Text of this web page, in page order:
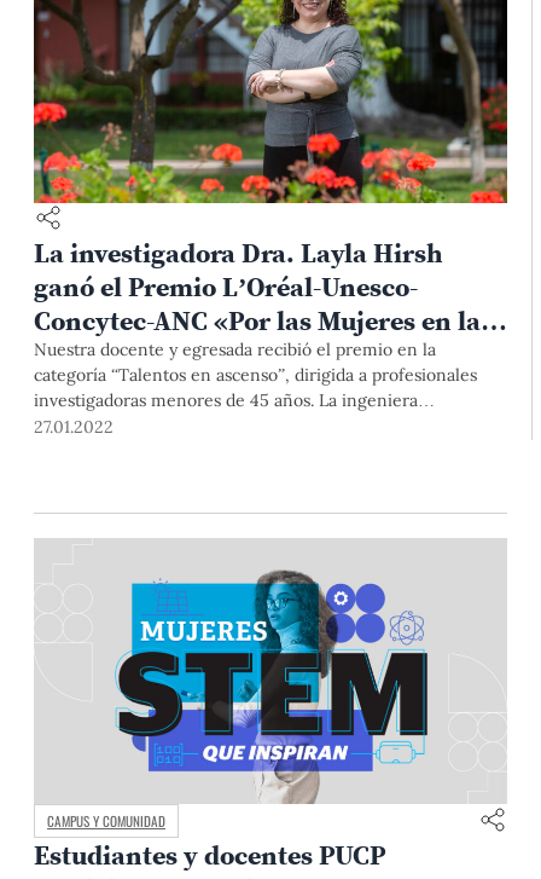
La investigadora Dra. Layla Hirsh
ganó el Premio L’Oréal-Unesco-
Concytec-ANC «Por las Mujeres en la
Ciencia»
Nuestra docente y egresada recibió el premio en la
categoría “Talentos en ascenso”, dirigida a profesionales
investigadoras menores de 45 años. La ingeniera
informática recibió un incentivo económico que apoyará a
27.01.2022
CAMPUS Y COMUNIDAD
Estudiantes y docentes PUCP